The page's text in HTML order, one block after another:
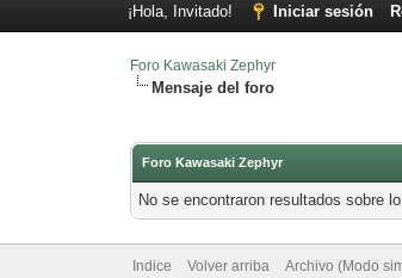
¡Hola, Invitado! Iniciar sesión
Foro Kawasaki Zephyr
Mensaje del foro
Foro Kawasaki Zephyr
No se encontraron resultados sobre
Indice Volver arriba Archivo (Modo